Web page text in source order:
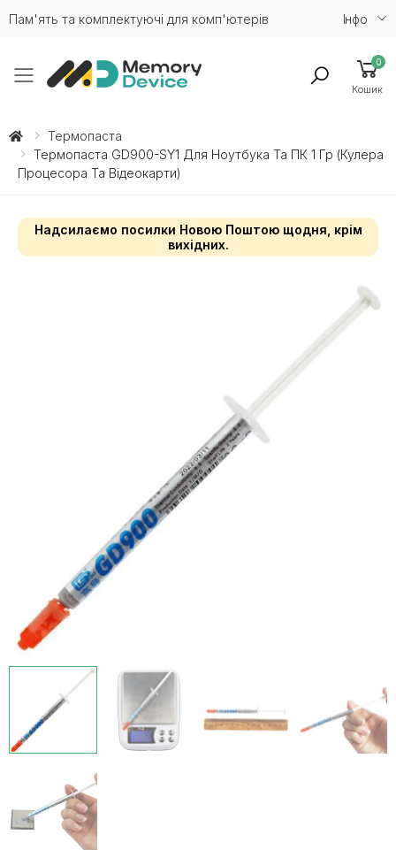
Пам'ять та комплектуючі для комп'ютерів Iнфо
Toggle mobile menu
0
Кошик
Термопаста
Термопаста GD900-SY1 Для Ноутбука Та ПК 1 Гр (кулера
Процесора Та Відеокарти)
Надсилаємо посилки Новою Поштою щодня, крім
вихідних.